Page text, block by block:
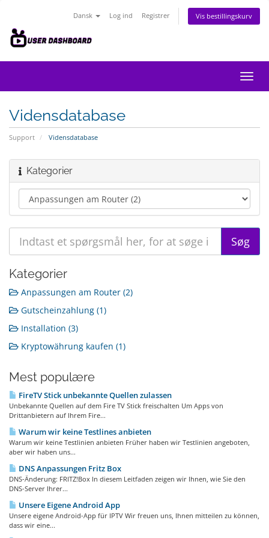
Dansk Log ind Registrer Vis bestillingskurv
Skift
Vidensdatabase
Support Vidensdatabase
Kategorier
Kategorier
Anpassungen am Router (2)
Gutscheinzahlung (1)
Installation (3)
Kryptowährung kaufen (1)
Mest populære
FireTV Stick unbekannte Quellen zulassen
Unbekannte Quellen auf dem Fire TV Stick freischalten Um Apps von
Drittanbietern auf Ihrem Fire...
Warum wir keine Testlines anbieten
Warum wir keine Testlinien anbieten Früher haben wir Testlinien angeboten,
aber wir haben uns...
DNS Anpassungen Fritz Box
DNS-Änderung: FRITZ!Box In diesem Leitfaden zeigen wir Ihnen, wie Sie den
DNS-Server Ihrer...
Unsere Eigene Android App
Unsere eigene Android-App für IPTV Wir freuen uns, Ihnen mitteilen zu können,
dass wir eine...